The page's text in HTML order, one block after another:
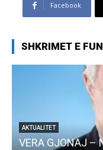
Facebook
SHKRIMET E
AKTUALITET